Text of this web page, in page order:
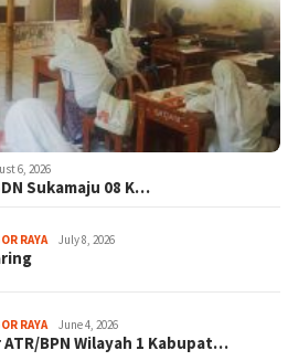
6, 2026
Sukamaju 08 K…
RAYA July 8, 2026
RAYA June 4, 2026
BPN Wilayah 1 Kabupat…